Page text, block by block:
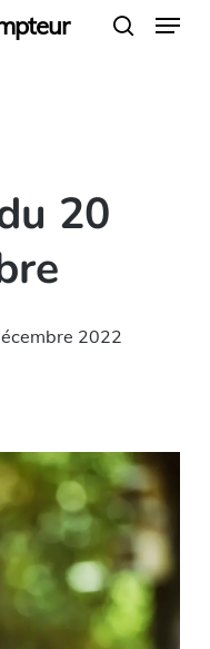
Menu
20
2022